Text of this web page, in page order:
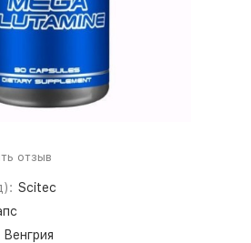
отзыв
Scitec
Венгрия